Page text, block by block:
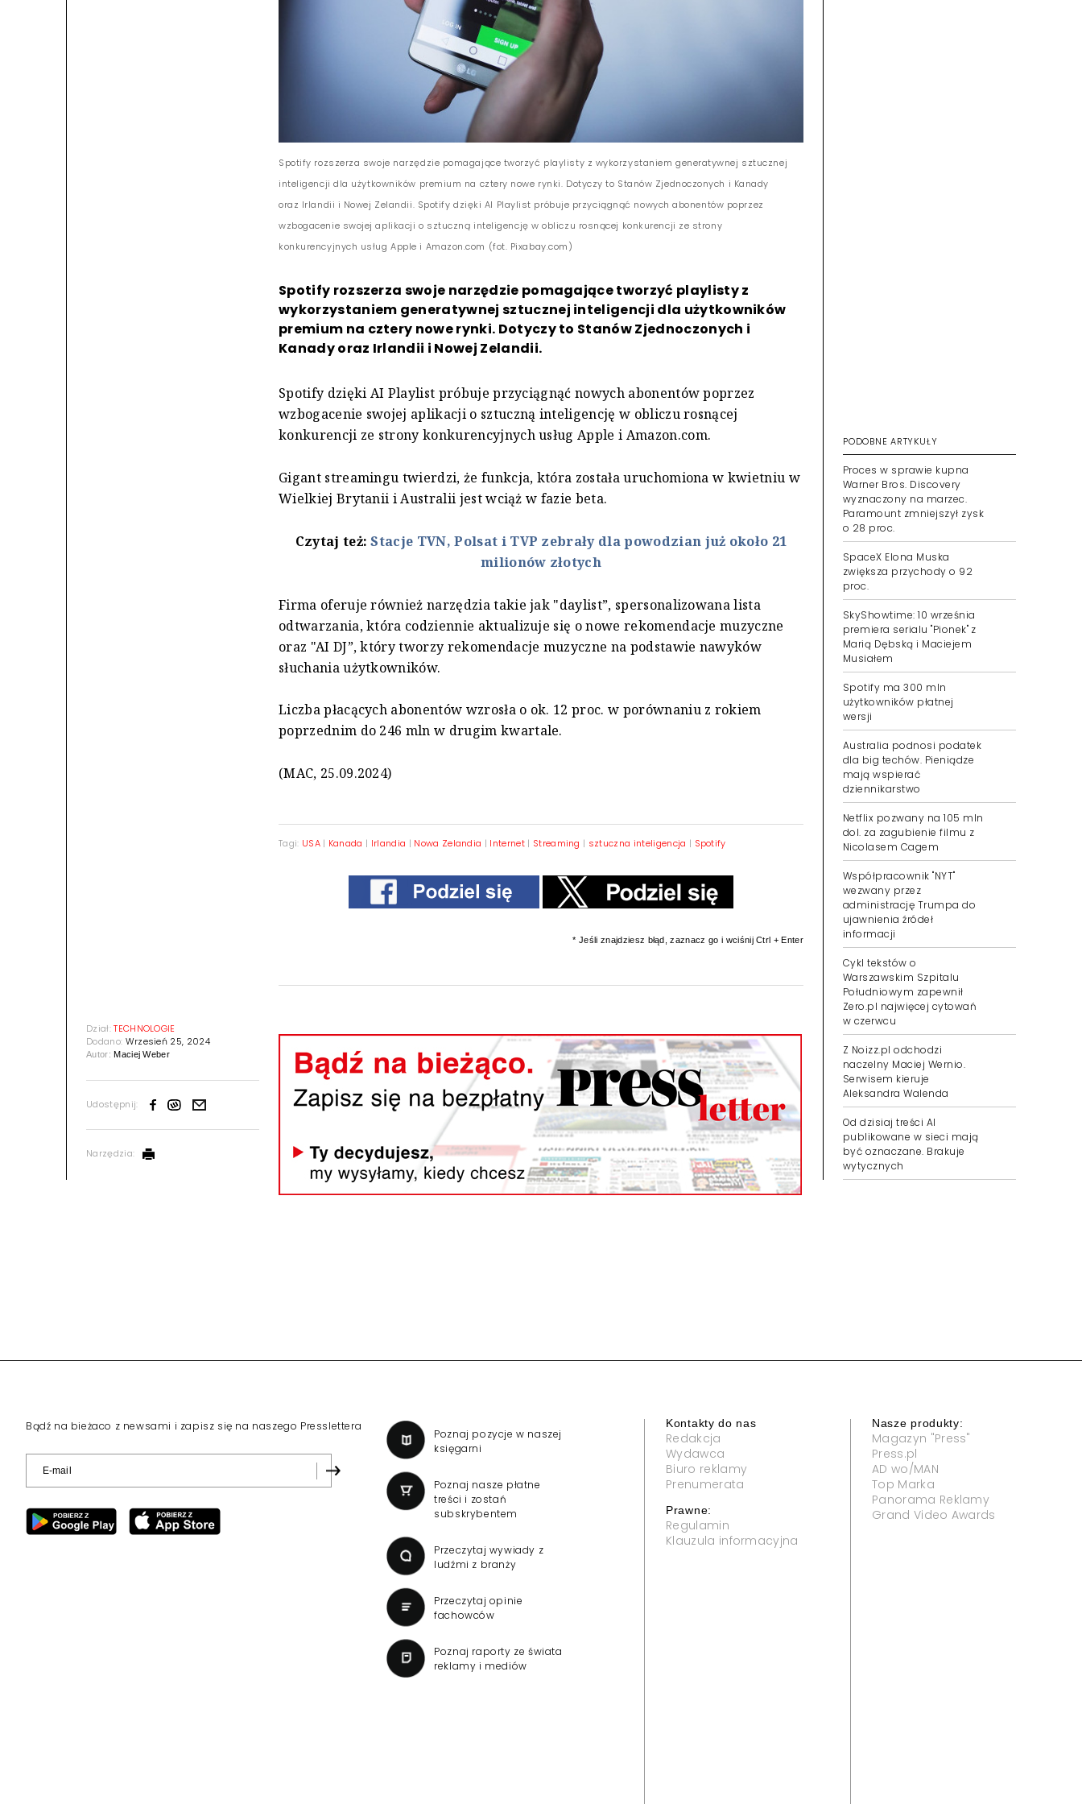
Dział:TECHNOLOGIE
Dodano:Wrzesień 25, 2024
Spotify rozszerza swoje narzędzie pomagające tworzyć playlisty z wykorzystaniem generatywnej sztucznej
inteligencji dla użytkowników premium na cztery nowe rynki. Dotyczy to Stanów Zjednoczonych i Kanady
oraz Irlandii i Nowej Zelandii. Spotify dzięki AI Playlist próbuje przyciągnąć nowych abonentów poprzez
wzbogacenie swojej aplikacji o sztuczną inteligencję w obliczu rosnącej konkurencji ze strony
konkurencyjnych usług Apple i Amazon.com (fot. Pixabay.com)
Spotify rozszerza swoje narzędzie pomagające tworzyć playlisty z
wykorzystaniem generatywnej sztucznej inteligencji dla użytkowników
premium na cztery nowe rynki. Dotyczy to Stanów Zjednoczonych i
Kanady oraz Irlandii i Nowej Zelandii.
Spotify dzięki AI Playlist próbuje przyciągnąć nowych abonentów poprzez
wzbogacenie swojej aplikacji o sztuczną inteligencję w obliczu rosnącej
konkurencji ze strony konkurencyjnych usług Apple i Amazon.com.
Gigant streamingu twierdzi, że funkcja, która została uruchomiona w kwietniu w
Wielkiej Brytanii i Australii jest wciąż w fazie beta.
Czytaj też:Stacje TVN, Polsat i TVP zebrały dla powodzian już około 21
milionów złotych
Firma oferuje również narzędzia takie jak "daylist”, spersonalizowana lista
odtwarzania, która codziennie aktualizuje się o nowe rekomendacje muzyczne
oraz "AI DJ”, który tworzy rekomendacje muzyczne na podstawie nawyków
słuchania użytkowników.
Liczba płacących abonentów wzrosła o ok. 12 proc. w porównaniu z rokiem
poprzednim do 246 mln w drugim kwartale.
(MAC, 25.09.2024)
Tagi: USA | Kanada | Irlandia | Nowa Zelandia | Internet| Streaming | sztuczna inteligencja | Spotify
* Jeśli znajdziesz błąd, zaznacz go i wciśnij Ctrl + Enter
PODOBNE ARTYKUŁY
Proces w sprawie kupna
Warner Bros. Discovery
wyznaczony na marzec.
Paramount zmniejszył zysk
o 28 proc.
SpaceX Elona Muska
zwiększa przychody o 92
proc.
SkyShowtime: 10 września
premiera serialu "Pionek" z
Marią Dębską i Maciejem
Musiałem
Spotify ma 300 mln
użytkowników płatnej
wersji
Australia podnosi podatek
dla big techów. Pieniądze
mają wspierać
dziennikarstwo
Netflix pozwany na 105 mln
dol. za zagubienie filmu z
Nicolasem Cagem
Współpracownik "NYT"
wezwany przez
administrację Trumpa do
ujawnienia źródeł
informacji
Cykl tekstów o
Warszawskim Szpitalu
Południowym zapewnił
Zero.pl najwięcej cytowań
w czerwcu
Z Noizz.pl odchodzi
naczelny Maciej Wernio.
Serwisem kieruje
Aleksandra Walenda
Od dzisiaj treści AI
publikowane w sieci mają
być oznaczane. Brakuje
wytycznych
Wniosek o przedłużenie koncesji dla TVN 24